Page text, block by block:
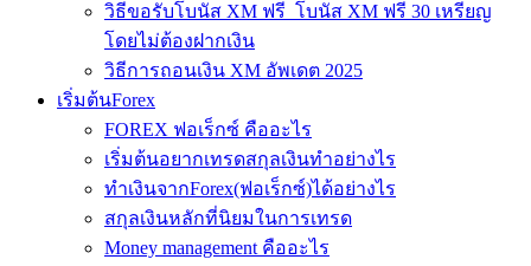
วิธีขอรับโบนัส XM ฟรี โบนัส XM ฟรี 30 เหรียญ
โดยไม่ต้องฝากเงิน
วิธีการถอนเงิน XM อัพเดต 2025
เริ่มต้นForex
FOREX ฟอเร็กซ์ คืออะไร
เริ่มต้นอยากเทรดสกุลเงินทำอย่างไร
ทำเงินจากForex(ฟอเร็กซ์)ได้อย่างไร
สกุลเงินหลักที่นิยมในการเทรด
Money management คืออะไร